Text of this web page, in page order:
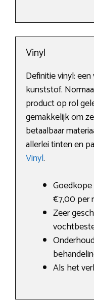
Vinyl
Definitie vinyl:
kunststof.
product op rol
gemakkelijk om
betaalbaar
allerlei tinten en
Vinyl.
Goedkope
€7,00 per
Zeer
Als het